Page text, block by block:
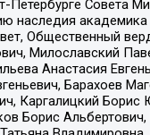
Совета
наследия
Общественный
Милославский
Анастасия
Барахоев
Каргалицкий Борис
Борис